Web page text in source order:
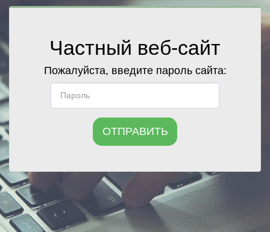
Частный веб-сайт
Пожалуйста, введите пароль сайта:
ОТПРАВИТЬ